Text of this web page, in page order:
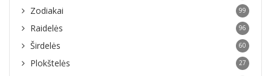
Zodiakai 99
Raidelės 96
Širdelės 60
Plokštelės 27